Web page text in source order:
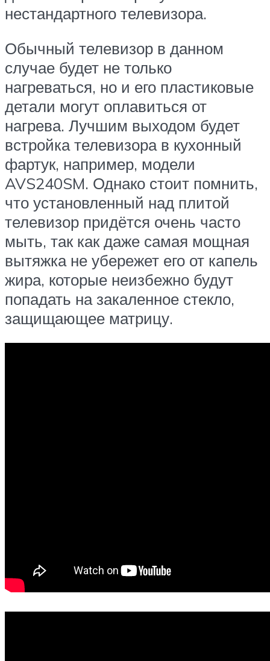
нестандартного телевизора.
Обычный телевизор в данном
случае будет не только
нагреваться, но и его пластиковые
детали могут оплавиться от
нагрева. Лучшим выходом будет
встройка телевизора в кухонный
фартук, например, модели
AVS240SM. Однако стоит помнить,
что установленный над плитой
телевизор придётся очень часто
мыть, так как даже самая мощная
вытяжка не убережет его от капель
жира, которые неизбежно будут
попадать на закаленное стекло,
защищающее матрицу.